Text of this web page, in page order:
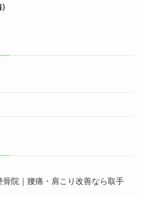
骨院｜腰痛・肩こり改善なら取手